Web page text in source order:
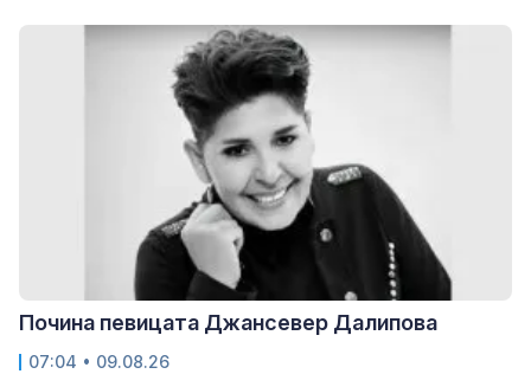
Почина певицата Джансевер Далипова
07:04 • 09.08.26